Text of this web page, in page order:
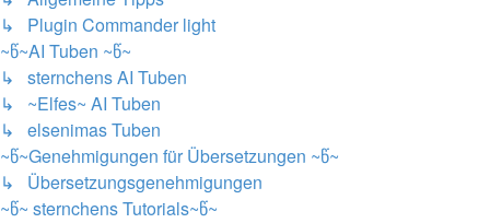
↳ Plugin Commander light
~წ~AI Tuben ~წ~
↳ sternchens AI Tuben
↳ ~Elfes~ AI Tuben
↳ elsenimas Tuben
~წ~Genehmigungen für Übersetzungen ~წ~
↳ Übersetzungsgenehmigungen
~წ~ sternchens Tutorials~წ~